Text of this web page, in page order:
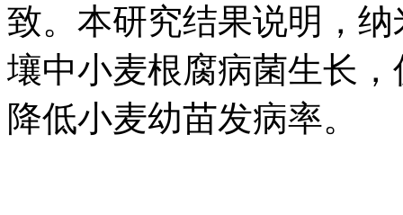
致。本研究结果说明，
壤中小麦根腐病菌生长
降低小麦幼苗发病率。